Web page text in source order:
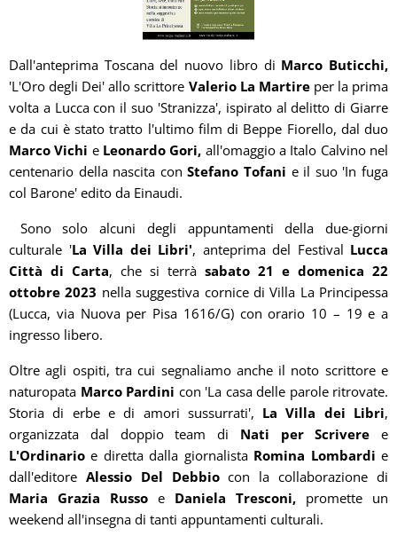
Dall'anteprima Toscana del nuovo libro di Marco Buticchi,
'L'Oro degli Dei' allo scrittore Valerio La Martire per la prima
volta a Lucca con il suo 'Stranizza', ispirato al delitto di Giarre
e da cui è stato tratto l'ultimo film di Beppe Fiorello, dal duo
Marco Vichi e Leonardo Gori, all'omaggio a Italo Calvino nel
centenario della nascita con Stefano Tofani e il suo 'In fuga
col Barone' edito da Einaudi.
Sono solo alcuni degli appuntamenti della due-giorni
culturale 'La Villa dei Libri', anteprima del Festival Lucca
Città di Carta, che si terrà sabato 21 e domenica 22
ottobre 2023 nella suggestiva cornice di Villa La Principessa
(Lucca, via Nuova per Pisa 1616/G) con orario 10 – 19 e a
ingresso libero.
Oltre agli ospiti, tra cui segnaliamo anche il noto scrittore e
naturopata Marco Pardini con 'La casa delle parole ritrovate.
Storia di erbe e di amori sussurrati', La Villa dei Libri,
organizzata dal doppio team di Nati per Scrivere e
L'Ordinarioe diretta dalla giornalistaRomina Lombardie
dall'editore Alessio Del Debbiocon la collaborazione di
Maria Grazia Russo e Daniela Tresconi, promette un
weekend all'insegna di tanti appuntamenti culturali.